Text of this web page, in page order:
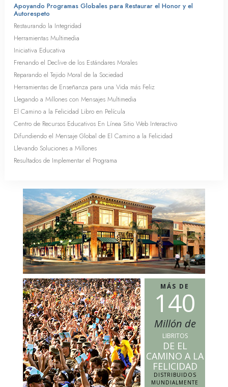
Apoyando Programas Globales para Restaurar el Honor y el
Autorespeto
Restaurando la Integridad
Herramientas Multimedia
Iniciativa Educativa
Frenando el Declive de los Estándares Morales
Reparando el Tejido Moral de la Sociedad
Herramientas de Enseñanza para una Vida más Feliz
Llegando a Millones con Mensajes Multimedia
El Camino a la Felicidad Libro en Película
Centro de Recursos Educativos En Línea Sitio Web Interactivo
Difundiendo el Mensaje Global de El Camino a la Felicidad
Llevando Soluciones a Millones
Resultados de Implementar el Programa
MÁS DE
140
Millón de
LIBRITOS
DE EL
CAMINO A LA
FELICIDAD
DISTRIBUIDOS
MUNDIALMENTE